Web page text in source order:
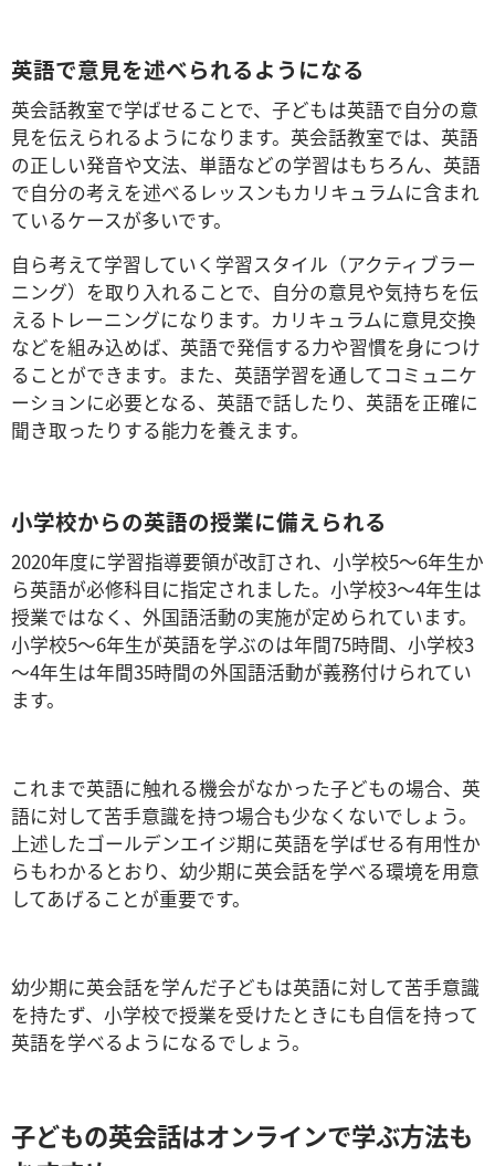
英語で意見を述べられるようになる
英会話教室で学ばせることで、 子どもは英語で自分の意
見を伝えられるようになります。英会話教室では、英語
の正しい発音や文法、単語などの学習はもちろん、英語
で自分の考えを述べるレッスンもカリキュラムに含まれ
ているケースが多いです。
自ら考えて学習していく学習スタイル（アクティブラー
ニング）を取り入れることで、 自分の意見や気持ちを伝
えるトレーニングになります。カリキュラムに意見交換
などを組み込めば、 英語で発信する力や習慣を身につけ
ることができます。また、英語学習を通してコミュニケ
ーションに必要となる、英語で話したり、英語を正確に
聞き取ったりする能力を養えます。
小学校からの英語の授業に備えられる
2020年度に学習指導要領が改訂され、小学校5～6年生か
ら英語が必修科目に指定されました。小学校3～4年生は
授業ではなく、外国語活動の実施が定められています。
小学校5～6年生が英語を学ぶのは年間75時間、小学校3
～4年生は年間35時間の外国語活動が義務付けられてい
ます。
これまで英語に触れる機会がなかった子どもの場合、英
語に対して苦手意識を持つ場合も少なくないでしょう。
上述したゴールデンエイジ期に英語を学ばせる有用性か
らもわかるとおり、幼少期に英会話を学べる環境を用意
してあげることが重要です。
幼少期に英会話を学んだ子どもは英語に対して苦手意識
を持たず、小学校で授業を受けたときにも自信を持って
英語を学べるようになるでしょう。
子どもの英会話はオンラインで学ぶ方法も